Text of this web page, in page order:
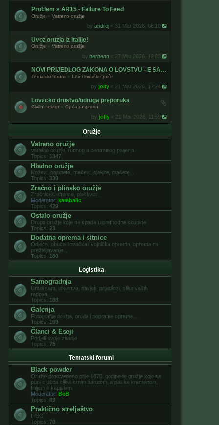
Problem s AR15 - Failure To Feed
Oružje » Vatreno oružje
by andrej« 31 Mar 2026, 08:10
Uvoz oruzja iz Italije!
Oružje » Vatreno oružje
by berbenn« 27 Mar 2026, 12:23
NOVI PRIJEDLOG ZAKONA O LOVSTVU - E SAVJETOVANJE
Tematski forumi » Lov i lovačke priče
by jolly« 21 Mar 2026, 17:24
Lovacko drustvo/udruga preporuka
Civilni sektor » Opća rasprava
by jolly« 21 Mar 2026, 11:59
Oružje
Vatreno oružje
Vatreno oružje, rubnog ili centralnog paljenja.
Topics: 1347
Hladno oružje
Noževi, bajunete, mačevi, sjekire, mačete...
Topics: 339
Zračno i plinsko oružje
Zračnice/Lufterice, plašljivci...
Moderator: karabalic
Topics: 429
Ostalo oružje
Drugo oružje koje ne spada u prethodne skupine
Topics: 23
Dodatna oprema i sitnice
Odjeća, obuća, lovačka i vojnička oprema, oprema za
preživljavanje...
Topics: 180
Logistika
Samogradnja
Uradi sam, iskustva, savjeti, prijedlozi, slike vaših
radova...
Topics: 188
Galerija
Fotografije oružja, oruđa i popratne opreme...
Topics: 169
Članci & Eseji
Podjeli svoje znanje
Topics: 75
Tematski forumi
Black powder
Oružje proizvedeno prije 1870. godine te oružje koje se
puni s ušća cijevi crnim barutom, a pali se kremenom,
fitiljem ili kapislom.
Moderator: BoB
Topics: 89
Praktično streljaštvo
IPSC
Topics: 70